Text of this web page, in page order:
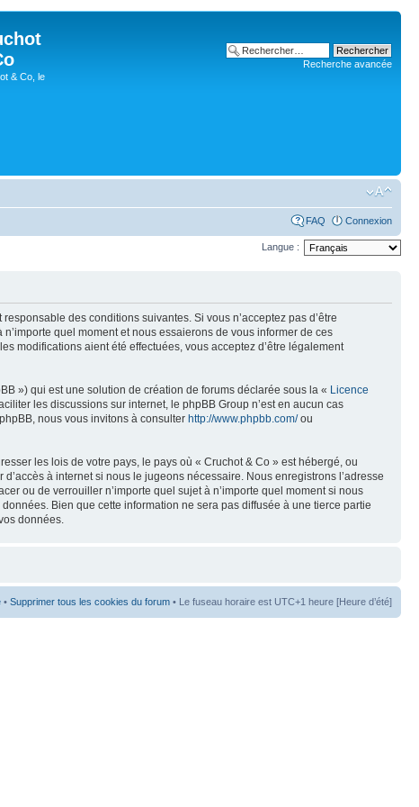
& Co, le
Recherche avancée
FAQ Connexion
Langue :
des conditions suivantes. Si vous n’acceptez pas d’être
quel moment et nous essaierons de vous informer de ces
modifications aient été effectuées, vous acceptez d’être légalement
») qui est une solution de création de forums déclarée sous la « Licence
les discussions sur internet, le phpBB Group n’est en aucun cas
nous vous invitons à consulter http://www.phpbb.com/ou
les lois de votre pays, le pays où « Cruchot & Co » est hébergé, ou
à internet si nous le jugeons nécessaire. Nous enregistrons l’adresse
ou de verrouiller n’importe quel sujet à n’importe quel moment si nous
Bien que cette information ne sera pas diffusée à une tierce partie
données.
• Supprimer tous les cookies du forum • Le fuseau horaire est UTC+1 heure [Heure d’été]